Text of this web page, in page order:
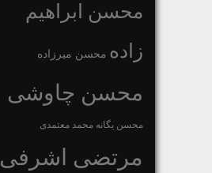
محسن ابراهیم
زاده محسن میرزاده
محسن چاوشی
محسن یگانه محمد معتمدی
مرتضی اشرفی